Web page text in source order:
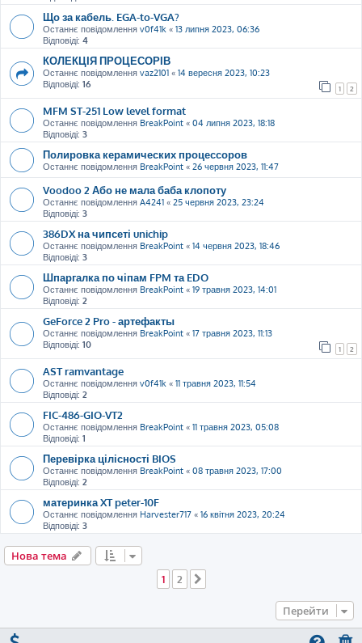
Що за кабель. EGA-to-VGA?
Останнє повідомлення v0f41k « 13 липня 2023, 06:36
Відповіді: 4
КОЛЕКЦІЯ ПРОЦЕСОРІВ
Останнє повідомлення vaz2101 « 14 вересня 2023, 10:23
Відповіді: 16 1 2
MFM ST-251 Low level format
Останнє повідомлення BreakPoint « 04 липня 2023, 18:18
Відповіді: 3
Полировка керамических процессоров
Останнє повідомлення BreakPoint « 26 червня 2023, 11:47
Voodoo 2 Або не мала баба клопоту
Останнє повідомлення A4241 « 25 червня 2023, 23:24
Відповіді: 3
386DX на чипсеті unichip
Останнє повідомлення BreakPoint « 14 червня 2023, 18:46
Відповіді: 3
Шпаргалка по чіпам FPM та EDO
Останнє повідомлення BreakPoint « 19 травня 2023, 14:01
Відповіді: 2
GeForce 2 Pro - артефакты
Останнє повідомлення BreakPoint « 17 травня 2023, 11:13
Відповіді: 10 1 2
AST ramvantage
Останнє повідомлення v0f41k « 11 травня 2023, 11:54
Відповіді: 2
FIC-486-GIO-VT2
Останнє повідомлення BreakPoint « 11 травня 2023, 05:08
Відповіді: 1
Перевірка цілісності BIOS
Останнє повідомлення BreakPoint « 08 травня 2023, 17:00
Відповіді: 2
материнка XT peter-10F
Останнє повідомлення Harvester717 « 16 квітня 2023, 20:24
Відповіді: 3
Нова тема
1
2
Перейти